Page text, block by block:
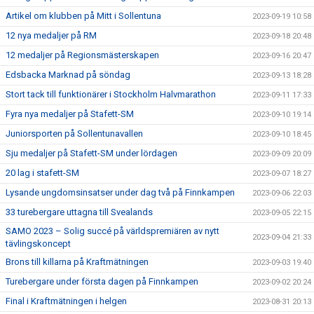
Artikel om klubben på Mitt i Sollentuna 2023-09-19 10:58
12 nya medaljer på RM 2023-09-18 20:48
12 medaljer på Regionsmästerskapen 2023-09-16 20:47
Edsbacka Marknad på söndag 2023-09-13 18:28
Stort tack till funktionärer i Stockholm Halvmarathon 2023-09-11 17:33
Fyra nya medaljer på Stafett-SM 2023-09-10 19:14
Juniorsporten på Sollentunavallen 2023-09-10 18:45
Sju medaljer på Stafett-SM under lördagen 2023-09-09 20:09
20 lag i stafett-SM 2023-09-07 18:27
Lysande ungdomsinsatser under dag två på Finnkampen 2023-09-06 22:03
33 turebergare uttagna till Svealands 2023-09-05 22:15
SAMO 2023 – Solig succé på världspremiären av nytt
tävlingskoncept
2023-09-04 21:33
Brons till killarna på Kraftmätningen 2023-09-03 19:40
Turebergare under första dagen på Finnkampen 2023-09-02 20:24
Final i Kraftmätningen i helgen 2023-08-31 20:13